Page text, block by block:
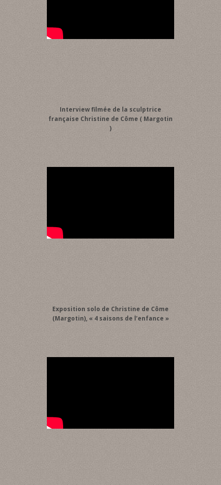
Interview filmée de la sculptrice
française Christine de Côme ( Margotin
)
Exposition solo de Christine de Côme
(Margotin), « 4 saisons de l’enfance »